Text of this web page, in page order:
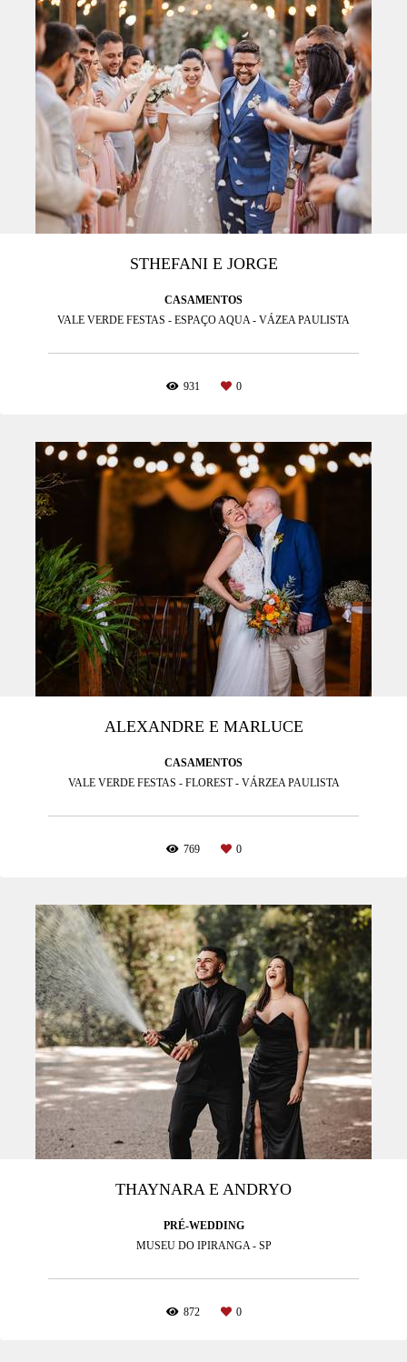
STHEFANI E JORGE
CASAMENTOS
VALE VERDE FESTAS - ESPAÇO AQUA - VÁZEA PAULISTA
931 0
ALEXANDRE E MARLUCE
CASAMENTOS
VALE VERDE FESTAS - FLOREST - VÁRZEA PAULISTA
769 0
THAYNARA E ANDRYO
PRÉ-WEDDING
MUSEU DO IPIRANGA - SP
872 0